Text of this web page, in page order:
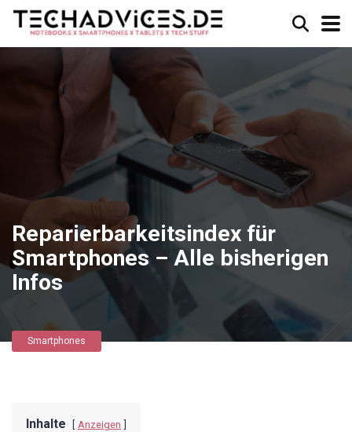
Reparierbarkeitsindex für
Smartphones – Alle bisherigen
Infos
Smartphones
Inhalte Anzeigen